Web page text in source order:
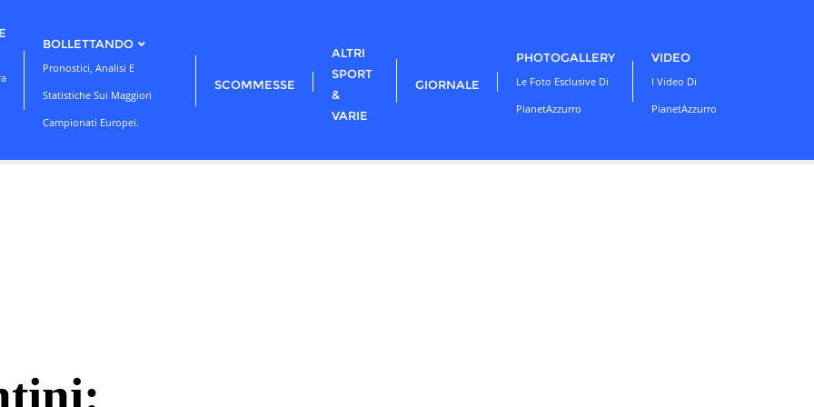
BOLLETTANDO
Pronostici, Analisi E
Statistiche Sui Maggiori
Campionati Europei.
SCOMMESSE
ALTRI
SPORT
&
VARIE
GIORNALE
PHOTOGALLERY
Le Foto Esclusive Di
PianetAzzurro
VIDEO
I Video Di
PianetAzzurro